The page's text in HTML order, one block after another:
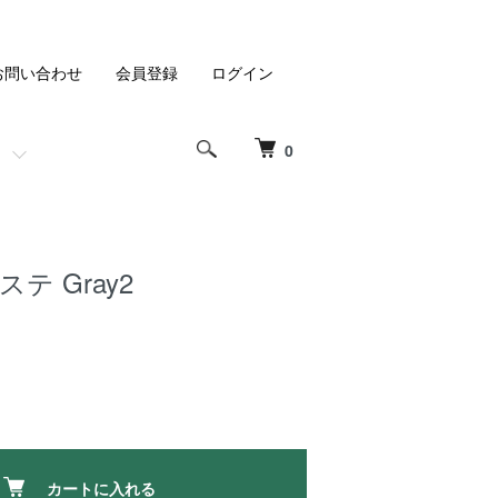
0
問い合わせ 会員登録 ログイン
テ Gray2
カートに入れる